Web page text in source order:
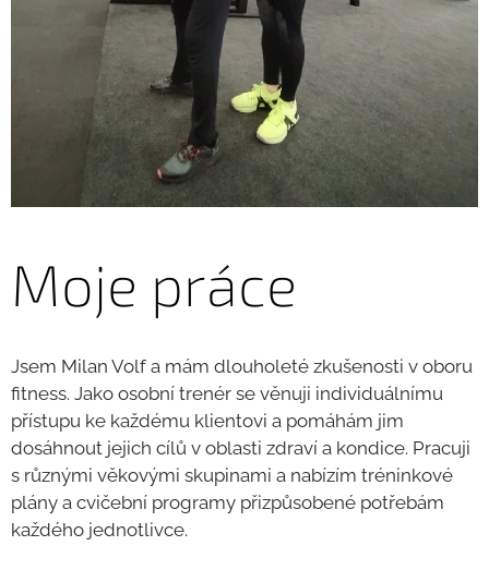
Moje práce
Jsem Milan Volf a mám dlouholeté zkušenosti v oboru
fitness. Jako osobní trenér se věnuji individuálnímu
přístupu ke každému klientovi a pomáhám jim
dosáhnout jejich cílů v oblasti zdraví a kondice. Pracuji
s různými věkovými skupinami a nabízím tréninkové
plány a cvičební programy přizpůsobené potřebám
každého jednotlivce.